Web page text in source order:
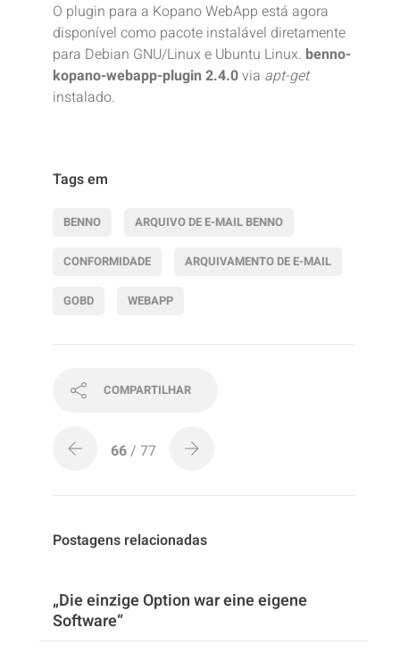
O plugin para a Kopano WebApp está agora
disponível como pacote instalável diretamente
para Debian GNU/Linux e Ubuntu Linux. benno-
kopano-webapp-plugin 2.4.0via apt-get
instalado.
Tags em
BENNO ARQUIVO DE E-MAIL BENNO
CONFORMIDADE ARQUIVAMENTO DE E-MAIL
GOBD WEBAPP
COMPARTILHAR
66/ 77
Postagens relacionadas
„Die einzige Option war eine eigene
Software“